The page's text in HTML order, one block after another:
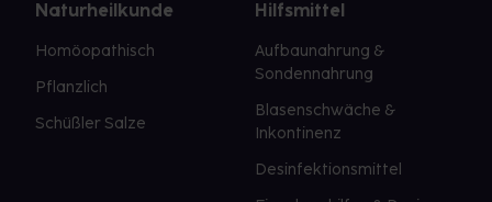
Naturheilkunde
Homöopathisch
Pflanzlich
Schüßler Salze
Hilfsmittel
Aufbaunahrung &
Sondennahrung
Blasenschwäche &
Inkontinenz
Desinfektionsmittel